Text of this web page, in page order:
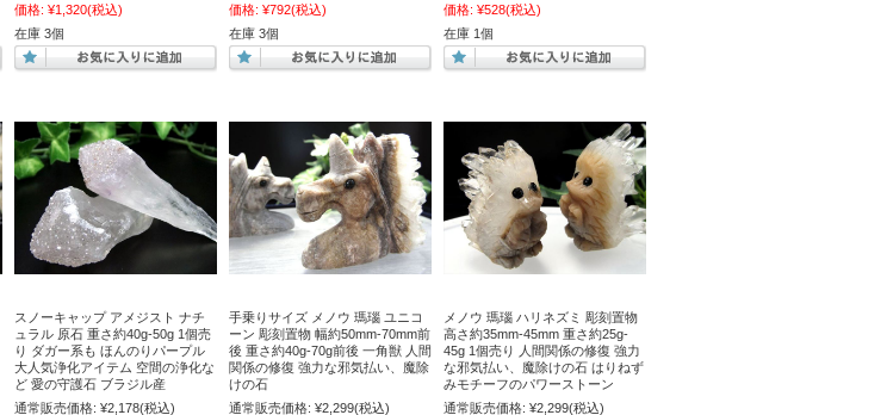
価格: ¥1,320(税込)
在庫 3個
価格: ¥792(税込)
在庫 3個
価格: ¥528(税込)
在庫 1個
スノーキャップ アメジスト ナチ
ュラル 原石 重さ約40g-50g 1個売
り ダガー系も ほんのりパープル
大人気浄化アイテム 空間の浄化な
ど 愛の守護石 ブラジル産
通常販売価格: ¥2,178(税込)
手乗りサイズ メノウ 瑪瑙 ユニコ
ーン 彫刻置物 幅約50mm-70mm前
後 重さ約40g-70g前後 一角獣 人間
関係の修復 強力な邪気払い、魔除
けの石
通常販売価格: ¥2,299(税込)
メノウ 瑪瑙 ハリネズミ 彫刻置物
高さ約35mm-45mm 重さ約25g-
45g 1個売り 人間関係の修復 強力
な邪気払い、魔除けの石 はりねず
みモチーフのパワーストーン
通常販売価格: ¥2,299(税込)